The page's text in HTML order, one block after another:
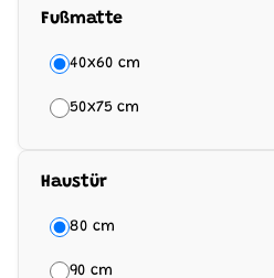
Fußmatte
40x60 cm
50x75 cm
Haustür
80 cm
90 cm